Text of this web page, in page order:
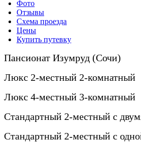
Фото
Отзывы
Схема проезда
Цены
Купить путевку
Пансионат Изумруд (Сочи)
Люкс 2-местный 2-комнатный
Люкс 4-местный 3-комнатный
Стандартный 2-местный с
Стандартный 2-местный с